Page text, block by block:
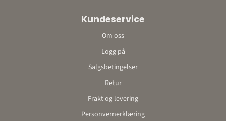
Kontonummer: 9052 10 96348o
Kundeservice
Om oss
Logg på
Salgsbetingelser
Retur
Frakt og levering
Personvernerklæring